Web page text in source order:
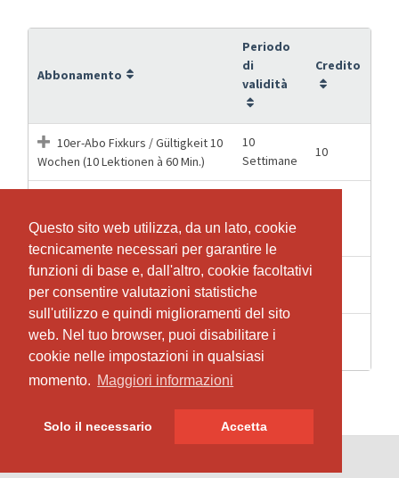
Questo sito web utilizza, da un lato, cookie
tecnicamente necessari per garantire le
funzioni di base e, dall'altro, cookie facoltativi
per consentire valutazioni statistiche
sull'utilizzo e quindi miglioramenti del sito
web. Nel tuo browser, puoi disabilitare i
cookie nelle impostazioni in qualsiasi
momento. Maggiori informazioni
Solo il necessario Accetta
Questo sito web utilizza, da un lato, cookie
tecnicamente necessari per garantire le
funzioni di base e, dall'altro, cookie facoltativi
per consentire valutazioni statistiche
sull'utilizzo e quindi miglioramenti del sito
web. Nel tuo browser, puoi disabilitare i
cookie nelle impostazioni in qualsiasi
momento. Maggiori informazioni
Solo il necessario Accetta
Abbonamento
Periodo
di
validità
Credito
10er-Abo Fixkurs / Gültigkeit 10
Wochen (10 Lektionen à 60 Min.)
10
Settimane
10
Gültigkeit 6 Monate (10 Lektionen à
60 Min.)
Settimane
20er-Abo Fixkurs / Gültigkeit 20
Wochen (21 Lektionen à 60 Min.)
20
Settimane
Einzellektion à 60 Min. (ohne
laufendes Abo)
1
Settimane